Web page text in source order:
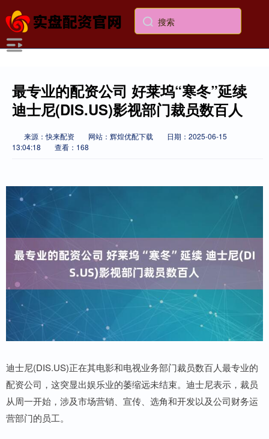
最专业的配资公司 好莱坞“寒冬”延续
迪士尼(DIS.US)影视部门裁员数百人
来源：快来配资 网站：辉煌优配下载
日期：2025-06-15
13:04:18
查看：168
迪士尼(DIS.US)正在其电影和电视业务部门裁员数百人最专业的
配资公司，这突显出娱乐业的萎缩远未结束。迪士尼表示，裁员
从周一开始，涉及市场营销、宣传、选角和开发以及公司财务运
营部门的员工。